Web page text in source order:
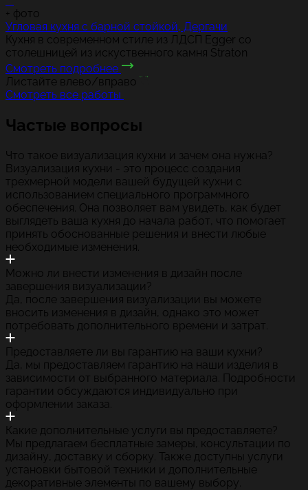
+ фото
Угловая кухня с барной стойкой, Дергачи
Кухня в современном стиле из ЛДСП Egger со
столешницей из искуственного камня Straton
Смотреть подробнее
Листайте влево/вправо
Смотреть все работы
Частые вопросы
Что такое визуализация кухни и зачем она нужна?
Визуализация кухни - это процесс создания
трехмерной модели вашей будущей кухни с
использованием специального программного
обеспечения. Она позволяет вам увидеть, как будет
выглядеть ваша кухня до начала работ, что помогает
принять обоснованные решения и внести любые
необходимые изменения.
Можно ли внести изменения в дизайн после
завершения визуализации?
Да, после завершения визуализации вы можете
вносить изменения в дизайн, однако это может
потребовать дополнительного времени и затрат.
Предоставляете ли вы гарантию на ваши кухни?
Да, мы предоставляем гарантию на наши изделия в
зависимости от выбранного материала. Подробности
гарантии обсуждаются индивидуально при
оформлении заказа.
Какие дополнительные услуги вы предоставляете?
Мы предлагаем бесплатные замеры, консультации по
дизайну, доставку и сборку. Также доступны услуги
установки бытовой техники и дополнительные
декоративные элементы по вашему выбору.